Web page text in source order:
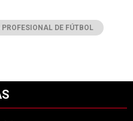
PROFESIONAL DE FÚTBOL